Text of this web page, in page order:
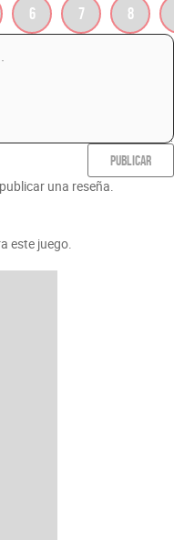
6 7 8
PUBLICAR
una reseña.
este juego.